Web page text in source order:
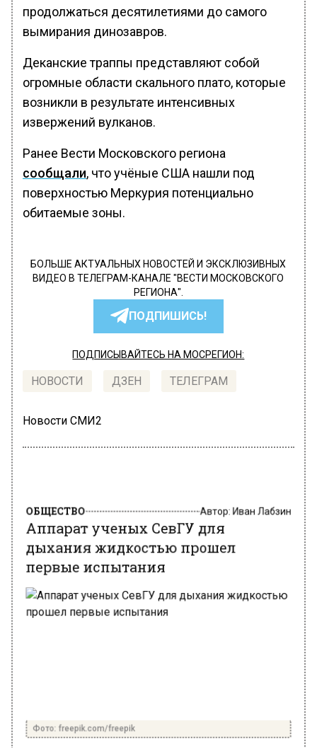
продолжаться десятилетиями до самого
вымирания динозавров.
Деканские траппы представляют собой
огромные области скального плато, которые
возникли в результате интенсивных
извержений вулканов.
Ранее Вести Московского региона
сообщали, что учёные США нашли под
поверхностью Меркурия потенциально
обитаемые зоны.
БОЛЬШЕ АКТУАЛЬНЫХ НОВОСТЕЙ И ЭКСКЛЮЗИВНЫХ
ВИДЕО В ТЕЛЕГРАМ-КАНАЛЕ "ВЕСТИ МОСКОВСКОГО
РЕГИОНА".
ПОДПИШИСЬ!
ПОДПИСЫВАЙТЕСЬ НА МОСРЕГИОН:
НОВОСТИ ДЗЕН ТЕЛЕГРАМ
Новости СМИ2
Аппарат ученых СевГУ для
дыхания жидкостью прошел
первые испытания